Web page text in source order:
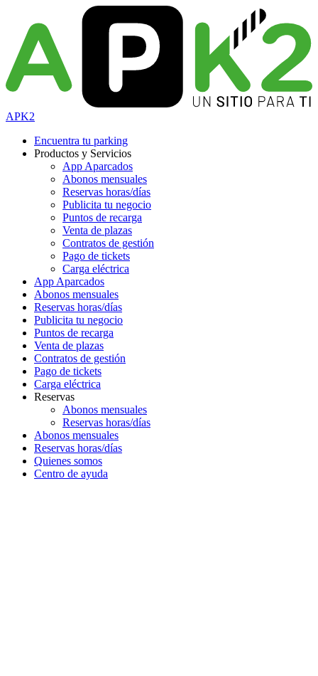
APK2
Encuentra tu parking
Productos y Servicios
App Aparcados
Abonos mensuales
Reservas horas/días
Publicita tu negocio
Puntos de recarga
Venta de plazas
Contratos de gestión
Pago de tickets
Carga eléctrica
App Aparcados
Abonos mensuales
Reservas horas/días
Publicita tu negocio
Puntos de recarga
Venta de plazas
Contratos de gestión
Pago de tickets
Carga eléctrica
Reservas
Abonos mensuales
Reservas horas/días
Abonos mensuales
Reservas horas/días
Quienes somos
Centro de ayuda